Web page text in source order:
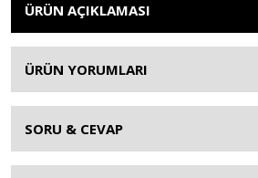
ÜRÜN AÇIKLAMASI
ÜRÜN YORUMLARI
SORU & CEVAP